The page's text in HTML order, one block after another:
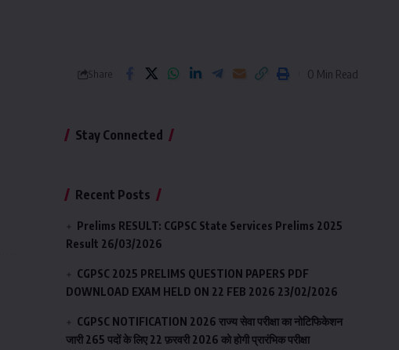
Share 0 Min Read
Stay Connected
Recent Posts
Prelims RESULT: CGPSC State Services Prelims 2025
Result 26/03/2026
CGPSC 2025 PRELIMS QUESTION PAPERS PDF
DOWNLOAD EXAM HELD ON 22 FEB 2026 23/02/2026
CGPSC NOTIFICATION 2026 राज्य सेवा परीक्षा का नोटिफिकेशन
जारी 265 पदों के लिए 22 फ़रवरी 2026 को होगी प्रारंभिक परीक्षा